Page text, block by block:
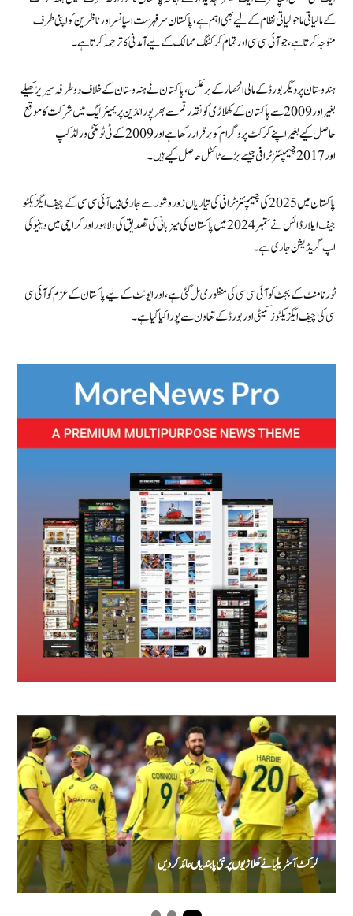
کے مالیاتی ماحولیاتی نظام کے لیے بھی اہم ہے، پاکستان سرفہرست اسپانسر اور ناظرین کو اپنی طرف
متوجہ کرتا ہے، جو آئی سی سی اور تمام کرکٹنگ ممالک کے لیے آمدنی کا ترجمہ کرتا ہے۔
ہندوستان پر دیگر بورڈ کے مالی انحصار کے برعکس، پاکستان نے ہندوستان کے خلاف دو طرفہ سیریز کھیلے
بغیر اور 2009 سے پاکستان کے کھلاڑی کو نقد رقم سے بھرپور انڈین پریمیئر لیگ میں شرکت کا موقع
حاصل کیے بغیر اپنے کرکٹ پروگرام کو برقرار رکھا ہے اور 2009 کے ٹی ٹوئنٹی ورلڈ کپ
اور 2017 چیمپئنز ٹرافی جیسے بڑے ٹائٹل حاصل کیے ہیں۔
پاکستان میں 2025 کی چیمپئنز ٹرافی کی تیاریاں زور و شور سے جاری ہیں آئی سی سی کے چیف ایگزیکٹو
جیف ایلارڈائس نے ستمبر 2024 میں پاکستان کی میزبانی کی تصدیق کی، لاہور اور کراچی میں وینیو کی
اپ گریڈیشن جاری ہے۔
ٹورنامنٹ کے بجٹ کو آئی سی سی کی منظوری مل گئی ہے، اور ایونٹ کے لیے پاکستان کے عزم کو آئی سی
سی کی چیف ایگزیکٹوز کمیٹی اور بورڈ کے تعاون سے پورا کیا گیا ہے۔
کرکٹ آسٹریلیا نے کھلاڑیوں پر نئی پابندیاں عائد کر دیں